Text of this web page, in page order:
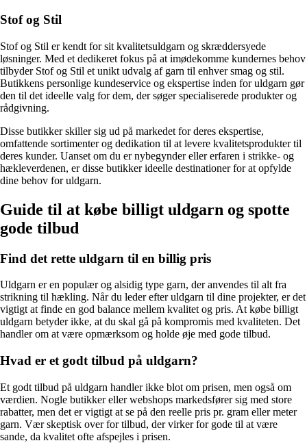
Stof og Stil
Stof og Stil er kendt for sit kvalitetsuldgarn og skræddersyede
løsninger. Med et dedikeret fokus på at imødekomme kundernes behov
tilbyder Stof og Stil et unikt udvalg af garn til enhver smag og stil.
Butikkens personlige kundeservice og ekspertise inden for uldgarn gør
den til det ideelle valg for dem, der søger specialiserede produkter og
rådgivning.
Disse butikker skiller sig ud på markedet for deres ekspertise,
omfattende sortimenter og dedikation til at levere kvalitetsprodukter til
deres kunder. Uanset om du er nybegynder eller erfaren i strikke- og
hækleverdenen, er disse butikker ideelle destinationer for at opfylde
dine behov for uldgarn.
Guide til at købe billigt uldgarn og spotte
gode tilbud
Find det rette uldgarn til en billig pris
Uldgarn er en populær og alsidig type garn, der anvendes til alt fra
strikning til hækling. Når du leder efter uldgarn til dine projekter, er det
vigtigt at finde en god balance mellem kvalitet og pris. At købe billigt
uldgarn betyder ikke, at du skal gå på kompromis med kvaliteten. Det
handler om at være opmærksom og holde øje med gode tilbud.
Hvad er et godt tilbud på uldgarn?
Et godt tilbud på uldgarn handler ikke blot om prisen, men også om
værdien. Nogle butikker eller webshops markedsfører sig med store
rabatter, men det er vigtigt at se på den reelle pris pr. gram eller meter
garn. Vær skeptisk over for tilbud, der virker for gode til at være
sande, da kvalitet ofte afspejles i prisen.